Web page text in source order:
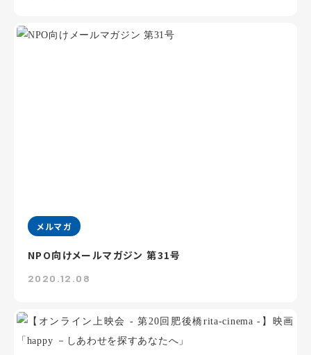
メルマガ
NPO向けメールマガジン 第31号
2020.12.08